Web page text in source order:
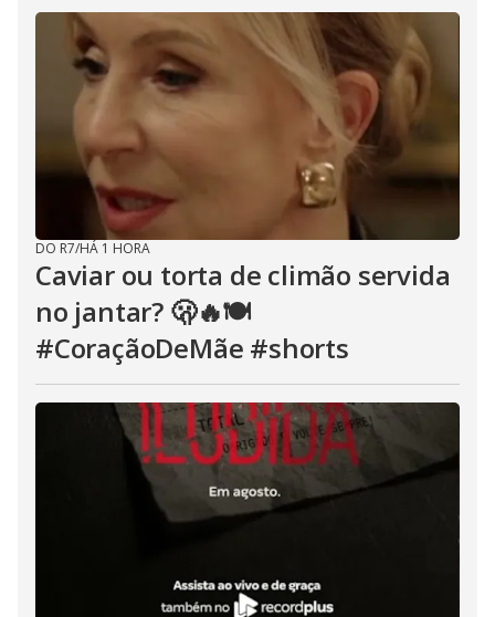
DO R7/HÁ 1 HORA
Caviar ou torta de climão servida
no jantar? 🫢🔥🍽️
#CoraçãoDeMãe #shorts